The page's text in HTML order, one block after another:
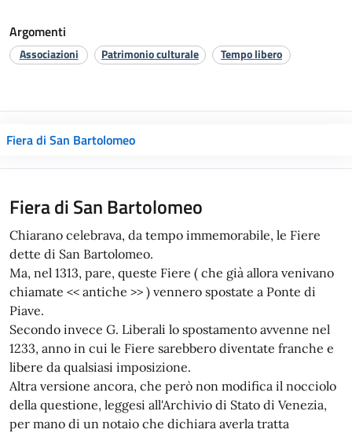
Argomenti
Associazioni Patrimonio culturale Tempo libero
Fiera di San Bartolomeo
Fiera di San Bartolomeo
Chiarano celebrava, da tempo immemorabile, le Fiere
dette di San Bartolomeo.
Ma, nel 1313, pare, queste Fiere ( che già allora venivano
chiamate << antiche >> ) vennero spostate a Ponte di
Piave.
Secondo invece G. Liberali lo spostamento avvenne nel
1233, anno in cui le Fiere sarebbero diventate franche e
libere da qualsiasi imposizione.
Altra versione ancora, che però non modifica il nocciolo
della questione, leggesi all'Archivio di Stato di Venezia,
per mano di un notaio che dichiara averla tratta